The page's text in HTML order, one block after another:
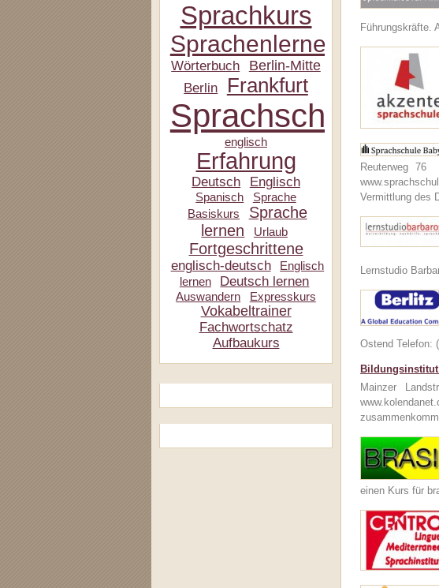
Sprachkurs
Sprachenlernen24
Wörterbuch Berlin-Mitte
Berlin Frankfurt
Sprachschule
englisch
Erfahrung
Deutsch Englisch
Spanisch
Sprache
Basiskurs
Sprache
lernen
Urlaub
Fortgeschrittene
englisch-deutsch
Englisch
lernen
Deutsch lernen
Auswandern Expresskurs
Vokabeltrainer
Fachwortschatz
Aufbaukurs
Führungskräfte.
Reuterweg
Vermittlung des
Lernstudio
Ostend Telefon:
Mainzer
einen Kurs für